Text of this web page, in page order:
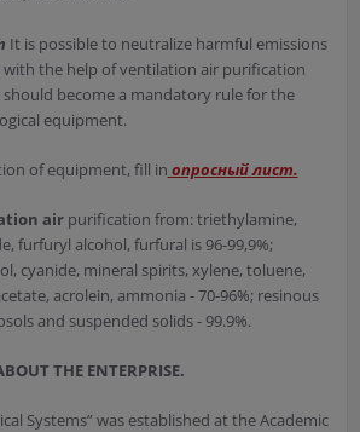
It is possible to neutralize harmful emissions
the help of ventilation air purification
should become a mandatory rule for the
equipment.
of equipment, fill in опросный лист.
air purification from: triethylamine,
furfuryl alcohol, furfural is 96-99,9%;
cyanide, mineral spirits, xylene, toluene,
acrolein, ammonia - 70-96%; resinous
and suspended solids - 99.9%.
THE ENTERPRISE.
Systems” was established at the Academic